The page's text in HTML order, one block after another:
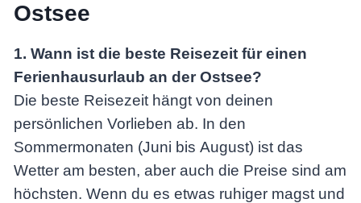
Ostsee
1. Wann ist die beste Reisezeit für einen
Ferienhausurlaub an der Ostsee?
Die beste Reisezeit hängt von deinen
persönlichen Vorlieben ab. In den
Sommermonaten (Juni bis August) ist das
Wetter am besten, aber auch die Preise sind am
höchsten. Wenn du es etwas ruhiger magst und